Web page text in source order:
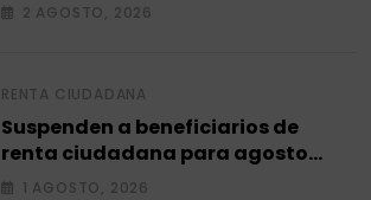
2 AGOSTO, 2026
RENTA CIUDADANA
Suspenden a beneficiarios de
renta ciudadana para agosto
2026.
1 AGOSTO, 2026